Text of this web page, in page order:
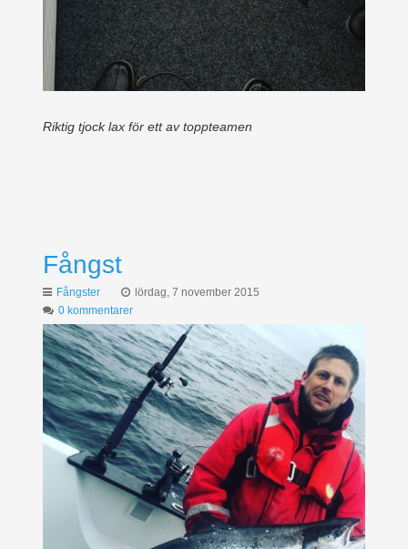
Riktig tjock lax för ett av toppteamen
Fångst
Fångster
lördag, 7 november 2015
0 kommentarer